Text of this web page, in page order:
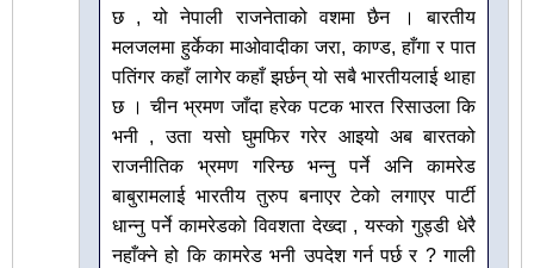
छ , यो नेपाली राजनेताको वशमा छैन । बारतीय
मलजलमा हुर्केका माओवादीका जरा, काण्ड, हाँगा र पात
पतिंगर कहाँ लागेर कहाँ झर्छन् यो सबै भारतीयलाई थाहा
छ । चीन भ्रमण जाँदा हरेक पटक भारत रिसाउला कि
भनी , उता यसो घुमफिर गरेर आइयो अब बारतको
राजनीतिक भ्रमण गरिन्छ भन्नु पर्ने अनि कामरेड
बाबुरामलाई भारतीय तुरुप बनाएर टेको लगाएर पार्टी
धान्नु पर्ने कामरेडको विवशता देख्दा , यस्को गुड्डी धेरै
नहाँक्ने हो कि कामरेड भनी उपदेश गर्न पर्छ र ? गाली